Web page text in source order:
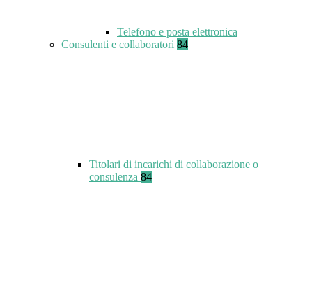
Telefono e posta elettronica
Consulenti e collaboratori 84
Titolari di incarichi di collaborazione o
consulenza 84